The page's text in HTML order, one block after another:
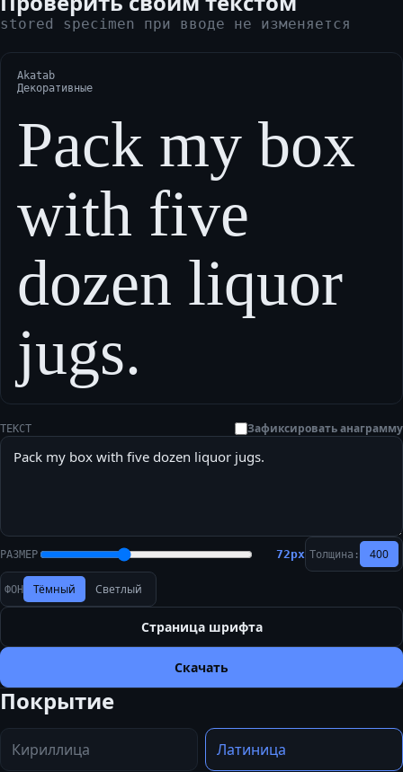
stored specimen при вводе не изменяется
Akatab
Декоративные
Pack my box
with five
dozen liquor
jugs.
ТЕКСТ Зафиксировать анаграмму
РАЗМЕР 72px Толщина: 400
ФОН Тёмный Светлый
Страница шрифта
Скачать
Покрытие
Кириллица Латиница